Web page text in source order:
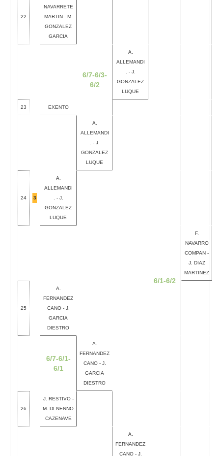
22
NAVARRETE
MARTIN - M.
GONZALEZ
GARCIA
6/7-6/3-
6/2
A.
ALLEMANDI
. - J.
GONZALEZ
LUQUE
23 EXENTO
A.
ALLEMANDI
. - J.
GONZALEZ
LUQUE
24 3
A.
ALLEMANDI
. - J.
GONZALEZ
LUQUE
6/1-6/2
F.
NAVARRO
COMPAN -
J. DIAZ
MARTINEZ
25
A.
FERNANDEZ
CANO - J.
GARCIA
DIESTRO
6/7-6/1-
6/1
A.
FERNANDEZ
CANO - J.
GARCIA
DIESTRO
26
J. RESTIVO -
M. DI NENNO
CAZENAVE
A.
FERNANDEZ
CANO - J.